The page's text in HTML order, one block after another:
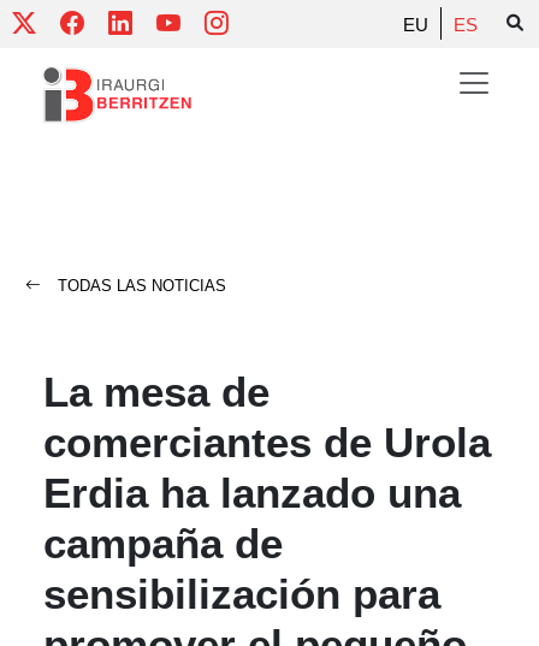
Skip
content
EU ES
TODAS LAS NOTICIAS
La mesa de
comerciantes de Urola
Erdia ha lanzado una
campaña de
sensibilización para